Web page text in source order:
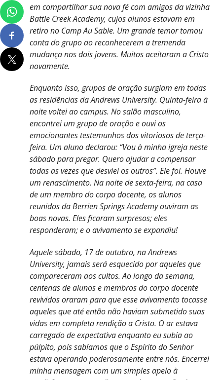
em compartilhar sua nova fé com amigos da vizinha
Battle Creek Academy, cujos alunos estavam em
retiro no Camp Au Sable. Um grande temor tomou
conta do grupo ao reconhecerem a tremenda
mudança nos dois jovens. Muitos aceitaram a Cristo
novamente.
Enquanto isso, grupos de oração surgiam em todas
as residências da Andrews University. Quinta-feira à
noite voltei ao campus. No salão masculino,
encontrei um grupo de oração e ouvi os
emocionantes testemunhos dos vitoriosos de terça-
feira. Um aluno declarou: “Vou à minha igreja neste
sábado para pregar. Quero ajudar a compensar
todas as vezes que desviei os outros”. Ele foi. Houve
um renascimento. Na noite de sexta-feira, na casa
de um membro do corpo docente, os alunos
reunidos da Berrien Springs Academy ouviram as
boas novas. Eles ficaram surpresos; eles
responderam; e o avivamento se expandiu!
Aquele sábado, 17 de outubro, na Andrews
University, jamais será esquecido por aqueles que
compareceram aos cultos. Ao longo da semana,
centenas de alunos e membros do corpo docente
revividos oraram para que esse avivamento tocasse
aqueles que até então não haviam submetido suas
vidas em completa rendição a Cristo. O ar estava
carregado de expectativa enquanto eu subia ao
púlpito, pois sabíamos que o Espírito do Senhor
estava operando poderosamente entre nós. Encerrei
minha mensagem com um simples apelo à